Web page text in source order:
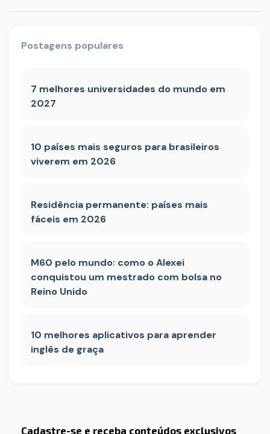
Postagens populares
7 melhores universidades do mundo em
2027
10 países mais seguros para brasileiros
viverem em 2026
Residência permanente: países mais
fáceis em 2026
M60 pelo mundo: como o Alexei
conquistou um mestrado com bolsa no
Reino Unido
10 melhores aplicativos para aprender
inglês de graça
Cadastre-se e receba conteúdos exclusivos